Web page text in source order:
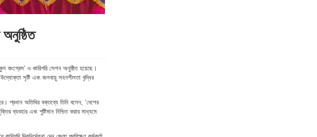
কংগ্রেস’ ও কারিগরি সেশন অনুষ্ঠিত হয়েছে।
সৃষ্টি এবং জলবায়ু সহনশীলতা বৃদ্ধির
প্রধান অতিথির বক্তব্যে তিনি বলেন, ‘দেশের
ব্যবহার এবং পুষ্টিমান নিশ্চিত করার মাধ্যমে